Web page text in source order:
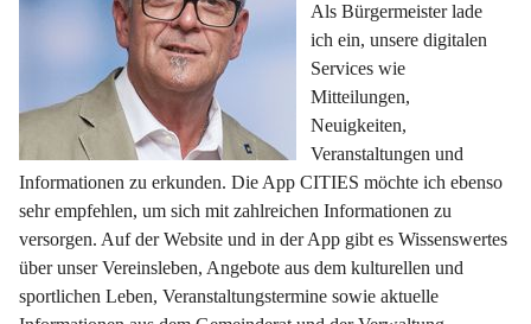
Als Bürgermeister lade
ich ein, unsere digitalen
Services wie
Mitteilungen,
Neuigkeiten,
Veranstaltungen und
Informationen zu erkunden. Die App CITIES möchte ich ebenso
sehr empfehlen, um sich mit zahlreichen Informationen zu
versorgen. Auf der Website und in der App gibt es Wissenswertes
über unser Vereinsleben, Angebote aus dem kulturellen und
sportlichen Leben, Veranstaltungstermine sowie aktuelle